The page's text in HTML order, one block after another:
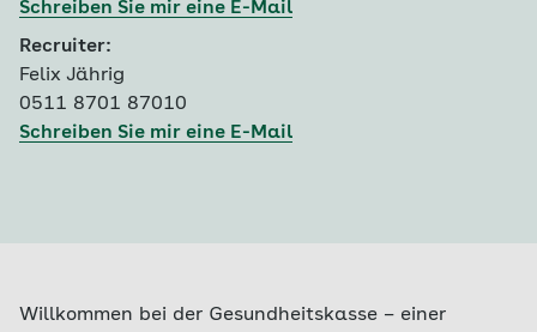
Schreiben Sie mir eine E-Mail
Recruiter:
Felix Jährig
0511 8701 87010
Schreiben Sie mir eine E-Mail
Willkommen bei der Gesundheitskasse – einer